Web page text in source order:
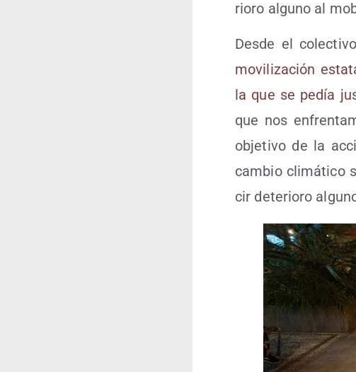
rio­ro alguno al
Des­de el
movi­li­za­ción
la que se pedía
que nos
obje­ti­vo de la
cam­bio cli­má­ti­co
cir dete­rio­ro